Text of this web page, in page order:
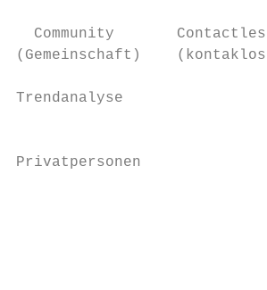
Community
(Gemeinschaft)
Trendanalyse
Privatpersonen